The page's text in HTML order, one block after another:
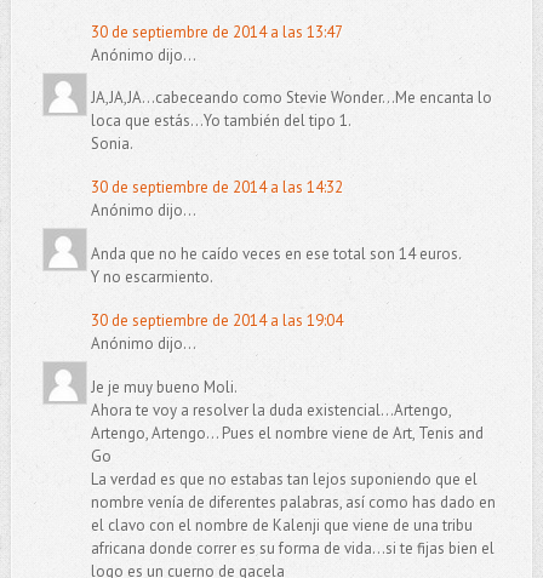
30 de septiembre de 2014 a las 13:47
Anónimo dijo...
JA,JA,JA...cabeceando como Stevie Wonder...Me encanta lo
loca que estás...Yo también del tipo 1.
Sonia.
30 de septiembre de 2014 a las 14:32
Anónimo dijo...
Anda que no he caído veces en ese total son 14 euros.
Y no escarmiento.
30 de septiembre de 2014 a las 19:04
Anónimo dijo...
Je je muy bueno Moli.
Ahora te voy a resolver la duda existencial...Artengo,
Artengo, Artengo... Pues el nombre viene de Art, Tenis and
Go
La verdad es que no estabas tan lejos suponiendo que el
nombre venía de diferentes palabras, así como has dado en
el clavo con el nombre de Kalenji que viene de una tribu
africana donde correr es su forma de vida...si te fijas bien el
logo es un cuerno de gacela